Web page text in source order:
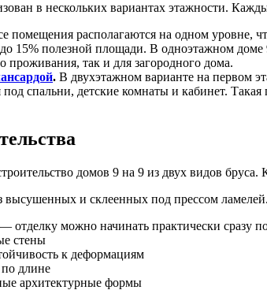
в нескольких вариантах этажности.
помещения располагаются на одном уровне,
до 15% полезной площади. В одноэтажном
проживания, так и для загородного дома.
. В двухэтажном варианте на первом
спальни, детские комнаты и кабинет.
домов 9 на 9 из двух видов
высушенных и склеенных под прессом
отделку можно начинать практически сразу
стены
к деформациям
длине
архитектурные формы